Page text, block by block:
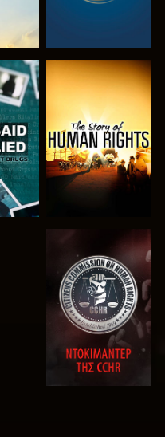
ΠΑΡΑΚΟΛΟΥΘΗΣΤΕ
ΠΑΡΑΚΟΛΟΥΘΗΣΤΕ